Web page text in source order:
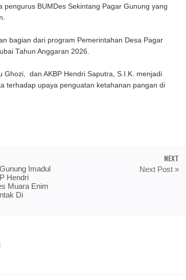
pengurus BUMDes Sekintang Pagar Gunung yang
bagian dari program Pemerintahan Desa Pagar
Tahun Anggaran 2026.
Ghozi, dan AKBP Hendri Saputra, S.I.K. menjadi
terhadap upaya penguatan ketahanan pangan di
Imadul
Hendri
Muara Enim
Di
NEXT
Next Post »